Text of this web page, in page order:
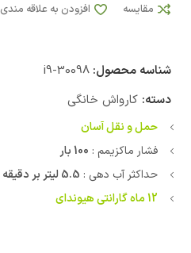
مقایسه افزودن به علاقه مندی
شناسه محصول: i9-30098
دسته: کارواش خانگی
حمل و نقل آسان
فشار ماکزیمم : 100 بار
حداکثر آب دهی : 5.5 لیتر بر دقیقه
12 ماه گارانتی هیوندای